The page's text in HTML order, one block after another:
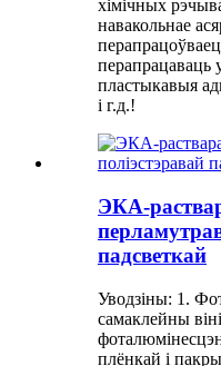
хімічных
навакольнае
перапрацаваць
пластыкавыя
і г.д.!
ЭКА-
падсветкай
Уводзіны: 1.
самаклейны
плёнкай і